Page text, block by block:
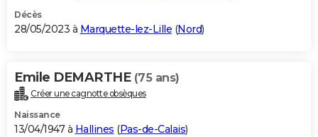
Décès
28/05/2023 à Marquette-lez-Lille (Nord)
Emile DEMARTHE (75 ans)
Créer une cagnotte obsèques
Naissance
13/04/1947 à Hallines (Pas-de-Calais)